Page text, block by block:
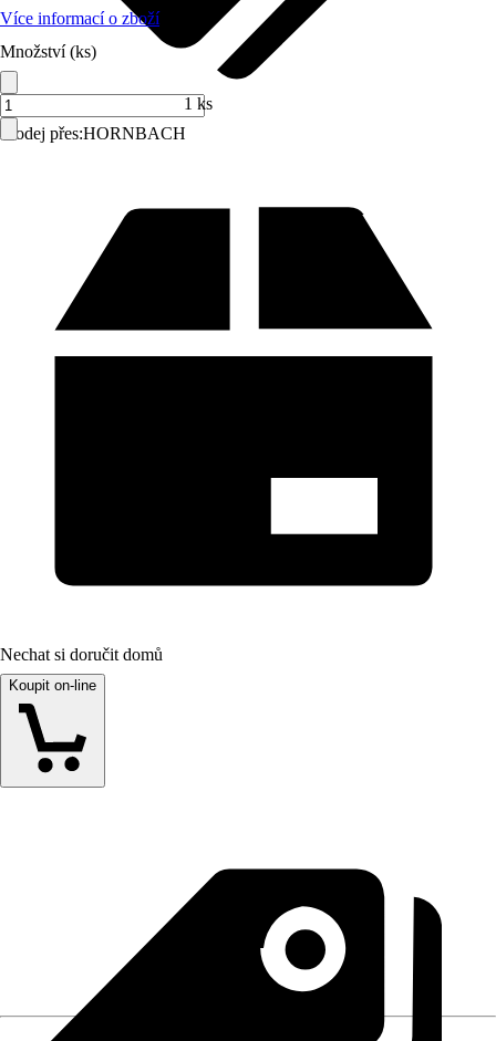
Prodej přes:HORNBACH
Více informací o zboží
Množství (ks)
1 ks
Nechat si doručit domů
Koupit on-line